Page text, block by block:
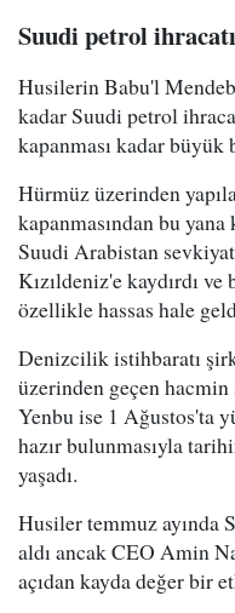
Suudi petrol
Husilerin Babu'l
kadar Suudi petrol
kapanması kadar büyük
Hürmüz üzerinden
kapanmasından bu
Suudi Arabistan
Kızıldeniz'e kaydırdı
özellikle hassas hale
Denizcilik istihbaratı
üzerinden geçen hacmin
Yenbu ise 1 Ağustos'ta
hazır bulunmasıyla
yaşadı.
Husiler temmuz ayında
aldı ancak CEO Amin
açıdan kayda değer bir